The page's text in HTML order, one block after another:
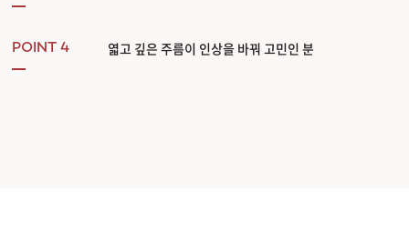
POINT 4 엷고 깊은 주름이 인상을 바꿔 고민인 분